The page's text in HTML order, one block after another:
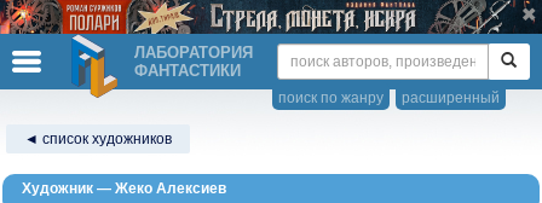
ЛАБОРАТОРИЯ
ФАНТАСТИКИ
расширенный
поиск по жанру
◄ список художников
Художник — Жеко Алексиев